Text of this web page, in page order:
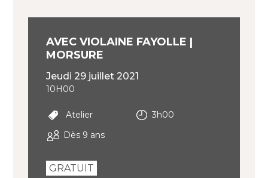
AVEC VIOLAINE FAYOLLE |
MORSURE
jeudi 29 juillet 2021
10H00
Atelier
3h00
Dès 9 ans
GRATUIT